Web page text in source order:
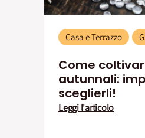
Casa e Terrazzo
Come
autunnali:
sceglierli!
Leggi l'articolo